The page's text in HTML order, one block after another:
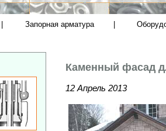
Запорная арматура
Каменный фасад
12 Апрель 2013